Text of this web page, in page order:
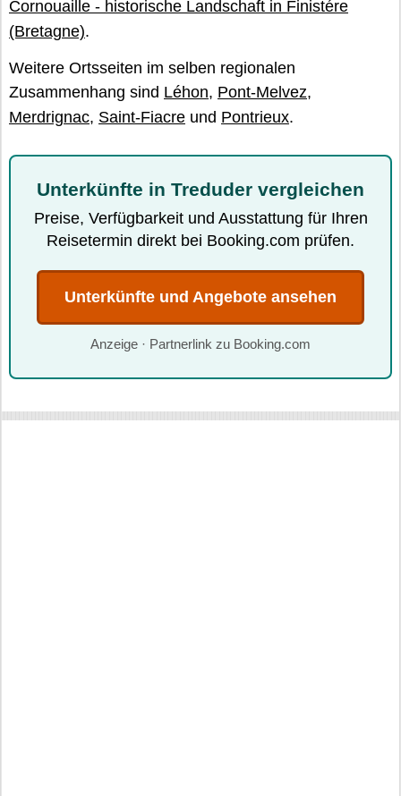
Cornouaille - historische Landschaft in Finistére
(Bretagne).
Weitere Ortsseiten im selben regionalen
Zusammenhang sind Léhon, Pont-Melvez,
Merdrignac, Saint-Fiacre und Pontrieux.
Unterkünfte in Treduder vergleichen
Preise, Verfügbarkeit und Ausstattung für Ihren
Reisetermin direkt bei Booking.com prüfen.
Unterkünfte und Angebote ansehen
Anzeige · Partnerlink zu Booking.com